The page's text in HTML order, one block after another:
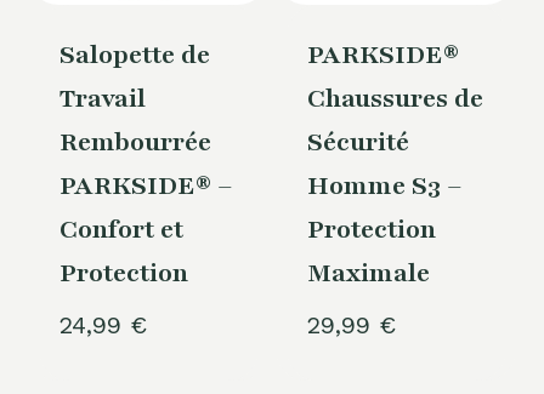
Salopette de
Travail
Rembourrée
PARKSIDE® –
Confort et
Protection
24,99 €
PARKSIDE®
Chaussures de
Sécurité
Homme S3 –
Protection
Maximale
29,99 €